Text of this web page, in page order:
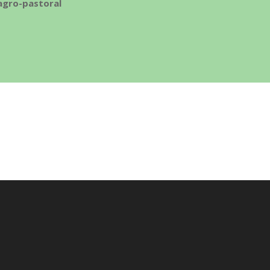
pastoral